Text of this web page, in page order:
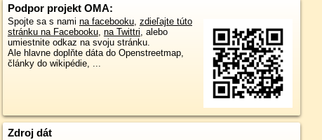
Podpor projekt OMA:
Spojte sa s nami na facebooku, zdieľajte túto
stránku na Facebooku, na Twittri, alebo
umiestnite odkaz na svoju stránku.
Ale hlavne doplňte dáta do Openstreetmap,
články do wikipédie, ...
Zdroj dát